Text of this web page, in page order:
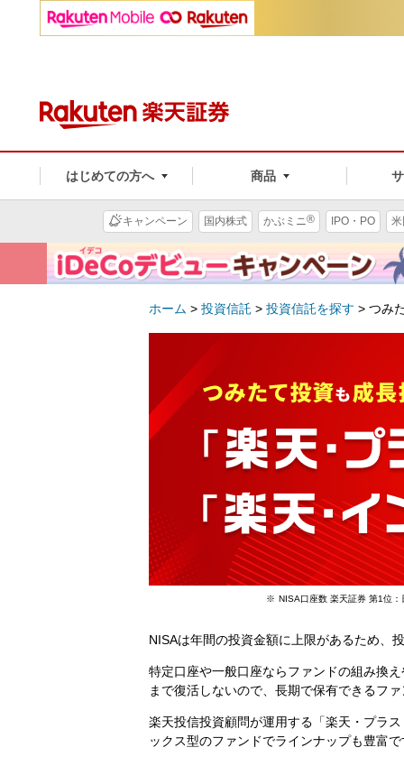
はじめての方へ 商品
キャンペーン 国内株式 かぶミニ® IPO・PO
ホーム > 投資信託 > 投資信託を探す > つみ
NISA口座数 楽天証券 第1位
NISAは年間の投資金額に上限があるため、
特定口座や一般口座ならファンドの組み換
まで復活しないので、長期で保有できるフ
楽天投信投資顧問が運用する「楽天・プラ
ックス型のファンドでラインナップも豊富